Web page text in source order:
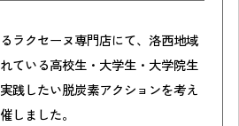
ラクセーヌ専門店にて、洛西地域
ている高校生・大学生・大学院生
践したい脱炭素アクションを考え
しました。